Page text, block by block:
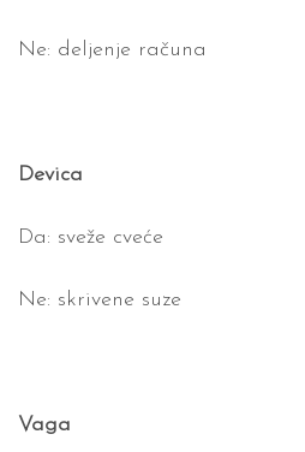
Ne: deljenje računa
Devica
Da: sveže cveće
Ne: skrivene suze
Vaga